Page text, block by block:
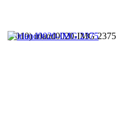
(7010) irland0020-IMG 2375